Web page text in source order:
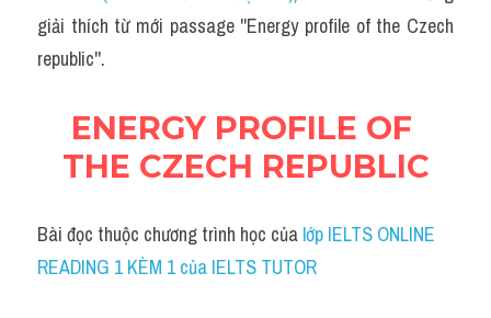
Social Issues
Đề thi THPT
Advice
Listening
giải thích từ mới passage ''Energy profile of the Czech
republic''.
ENERGY PROFILE OF
THE CZECH REPUBLIC
Bài đọc thuộc chương trình học của lớp IELTS ONLINE
READING 1 KÈM 1 của IELTS TUTOR